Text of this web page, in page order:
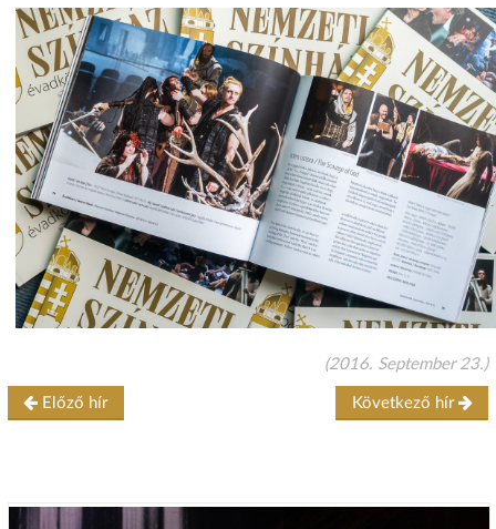
(2016. September 23.)
Előző hír Következő hír